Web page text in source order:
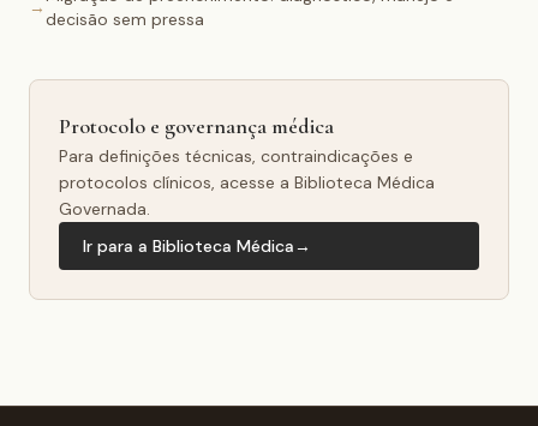
→
decisão sem pressa
Protocolo e governança médica
Para definições técnicas, contraindicações e
protocolos clínicos, acesse a Biblioteca Médica
Governada.
Ir para a Biblioteca Médica→